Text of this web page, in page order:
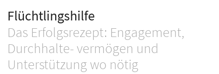
Flüchtlingshilfe
Das Erfolgsrezept: Engagement,
Durchhalte- vermögen und
Unterstützung wo nötig